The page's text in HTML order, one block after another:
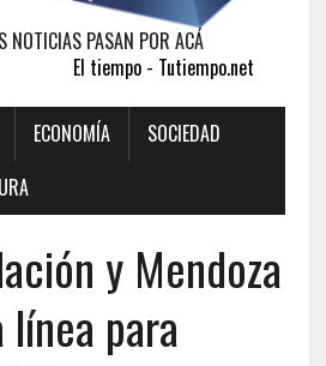
NOTICIAS PASAN POR ACÁ
El tiempo - Tutiempo.net
ECONOMÍA
SOCIEDAD
y Mendoza
línea para